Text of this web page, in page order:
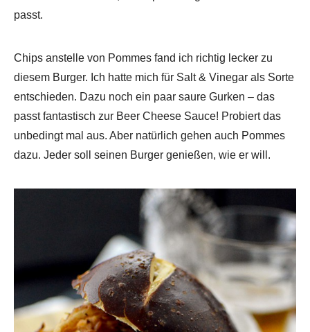
passt.
Chips anstelle von Pommes fand ich richtig lecker zu
diesem Burger. Ich hatte mich für Salt & Vinegar als Sorte
entschieden. Dazu noch ein paar saure Gurken – das
passt fantastisch zur Beer Cheese Sauce! Probiert das
unbedingt mal aus. Aber natürlich gehen auch Pommes
dazu. Jeder soll seinen Burger genießen, wie er will.